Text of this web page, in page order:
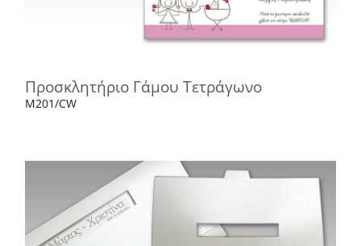
Προσκλητήριο Γάμου Τετράγωνο
M201/CW